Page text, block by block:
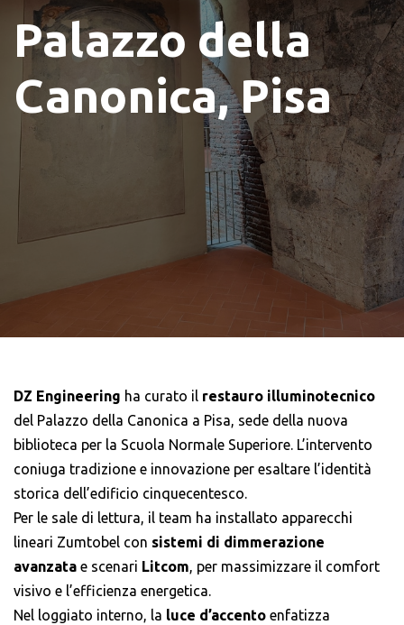
Palazzo della
Canonica, Pisa
DZ Engineering ha curato il restauro illuminotecnico
del Palazzo della Canonica a Pisa, sede della nuova
biblioteca per la Scuola Normale Superiore. L’intervento
coniuga tradizione e innovazione per esaltare l’identità
storica dell’edificio cinquecentesco.
Per le sale di lettura, il team ha installato apparecchi
lineari Zumtobel con sistemi di dimmerazione
avanzata e scenari Litcom, per massimizzare il comfort
visivo e l’efficienza energetica.
Nel loggiato interno, la luce d’accento enfatizza